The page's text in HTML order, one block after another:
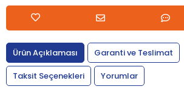
Ürün Açıklaması
Garanti ve Teslimat
Taksit Seçenekleri
Yorumlar